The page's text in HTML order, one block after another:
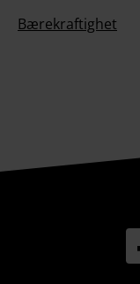
Bærekraftighet